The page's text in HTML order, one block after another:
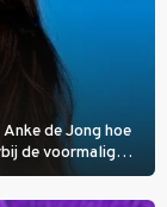
de Jong hoe
de voormalig
het samen met
Marc-Marie